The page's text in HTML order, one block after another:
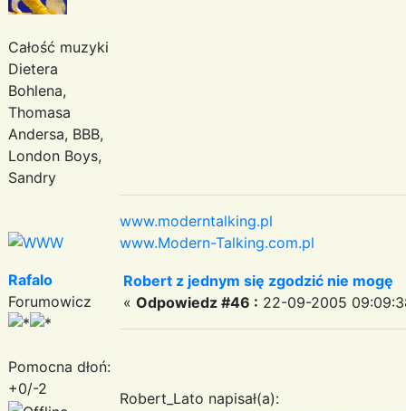
Całość muzyki
Dietera
Bohlena,
Thomasa
Andersa, BBB,
London Boys,
Sandry
www.moderntalking.pl
www.Modern-Talking.com.pl
Rafalo
Forumowicz
Pomocna dłoń:
+0/-2
Robert z jednym się zgodzić nie mogę
« Odpowiedz #46 : 22-09-2005
Robert_Lato napisał(a):